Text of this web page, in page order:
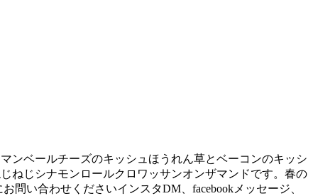
ンベールチーズのキッシュほうれん草とベーコンのキッシ
ねじシナモンロールクロワッサンオンザマンドです。春の
問い合わせくださいインスタDM、facebookメッセージ、